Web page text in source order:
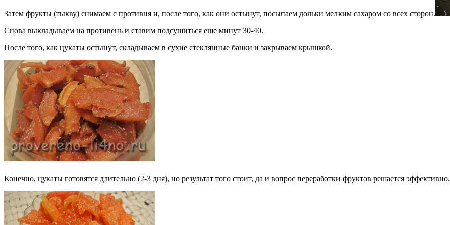
Затем фрукты (тыкву) снимаем с противня и, после того, как они остынут, посыпаем дольки мелким сахаром со всех сторон.
Снова выкладываем на противень и ставим подсушиться еще минут 30-40.
После того, как цукаты остынут, складываем в сухие стеклянные банки и закрываем крышкой.
Конечно, цукаты готовятся длительно (2-3 дня), но результат того стоит, да и вопрос переработки фруктов решается